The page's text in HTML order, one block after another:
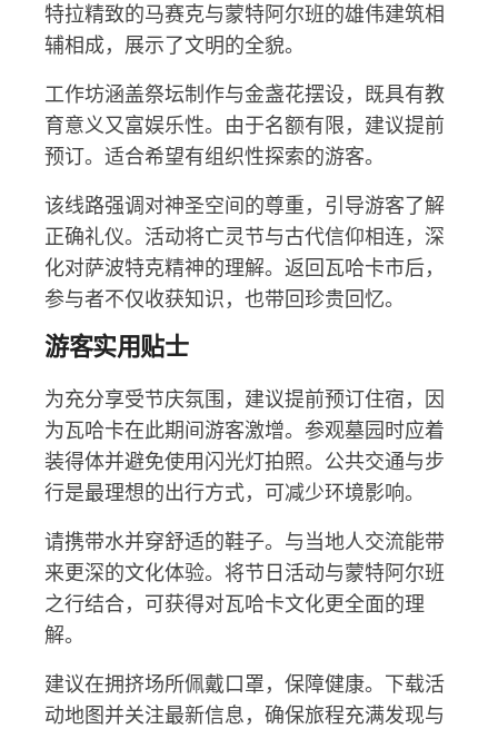
特拉精致的马赛克与蒙特阿尔班的雄伟建筑相
辅相成，展示了文明的全貌。
工作坊涵盖祭坛制作与金盏花摆设，既具有教
育意义又富娱乐性。由于名额有限，建议提前
预订。适合希望有组织性探索的游客。
该线路强调对神圣空间的尊重，引导游客了解
正确礼仪。活动将亡灵节与古代信仰相连，深
化对萨波特克精神的理解。返回瓦哈卡市后，
参与者不仅收获知识，也带回珍贵回忆。
游客实用贴士
为充分享受节庆氛围，建议提前预订住宿，因
为瓦哈卡在此期间游客激增。参观墓园时应着
装得体并避免使用闪光灯拍照。公共交通与步
行是最理想的出行方式，可减少环境影响。
请携带水并穿舒适的鞋子。与当地人交流能带
来更深的文化体验。将节日活动与蒙特阿尔班
之行结合，可获得对瓦哈卡文化更全面的理
解。
建议在拥挤场所佩戴口罩，保障健康。下载活
动地图并关注最新信息，确保旅程充满发现与